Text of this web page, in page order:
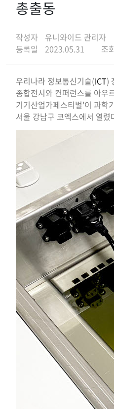
총출동
작성자
유니와이드 관리자
등록일
2023.05.31 조
우리나라 정보통신기술(ICT)
종합전시와 컨퍼런스를 아우
기기산업가페스티벌'이 과학
서울 강남구 코엑스에서 열렸